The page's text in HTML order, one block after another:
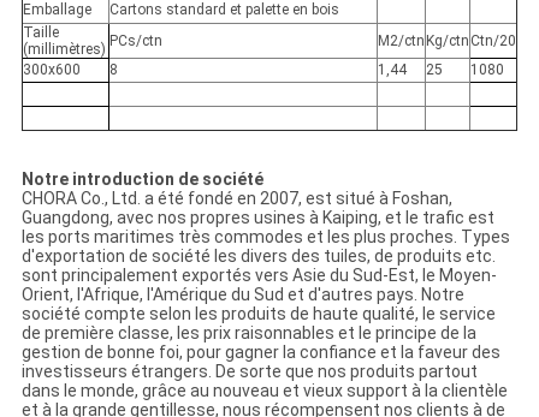
Emballage
Cartons standard et palette en bois
Taille
(millimètres) PCs/ctn M2/ctn Kg/ctn Ctn/20
300x600
8 1,44 25 1080
Notre introduction de société
CHORA Co., Ltd. a été fondé en 2007, est situé à Foshan,
Guangdong, avec nos propres usines à Kaiping, et le trafic est
les ports maritimes très commodes et les plus proches. Types
d'exportation de société les divers des tuiles, de produits etc.
sont principalement exportés vers Asie du Sud-Est, le Moyen-
Orient, l'Afrique, l'Amérique du Sud et d'autres pays. Notre
société compte selon les produits de haute qualité, le service
de première classe, les prix raisonnables et le principe de la
gestion de bonne foi, pour gagner la confiance et la faveur des
investisseurs étrangers. De sorte que nos produits partout
dans le monde, grâce au nouveau et vieux support à la clientèle
et à la grande gentillesse, nous récompensent nos clients à de